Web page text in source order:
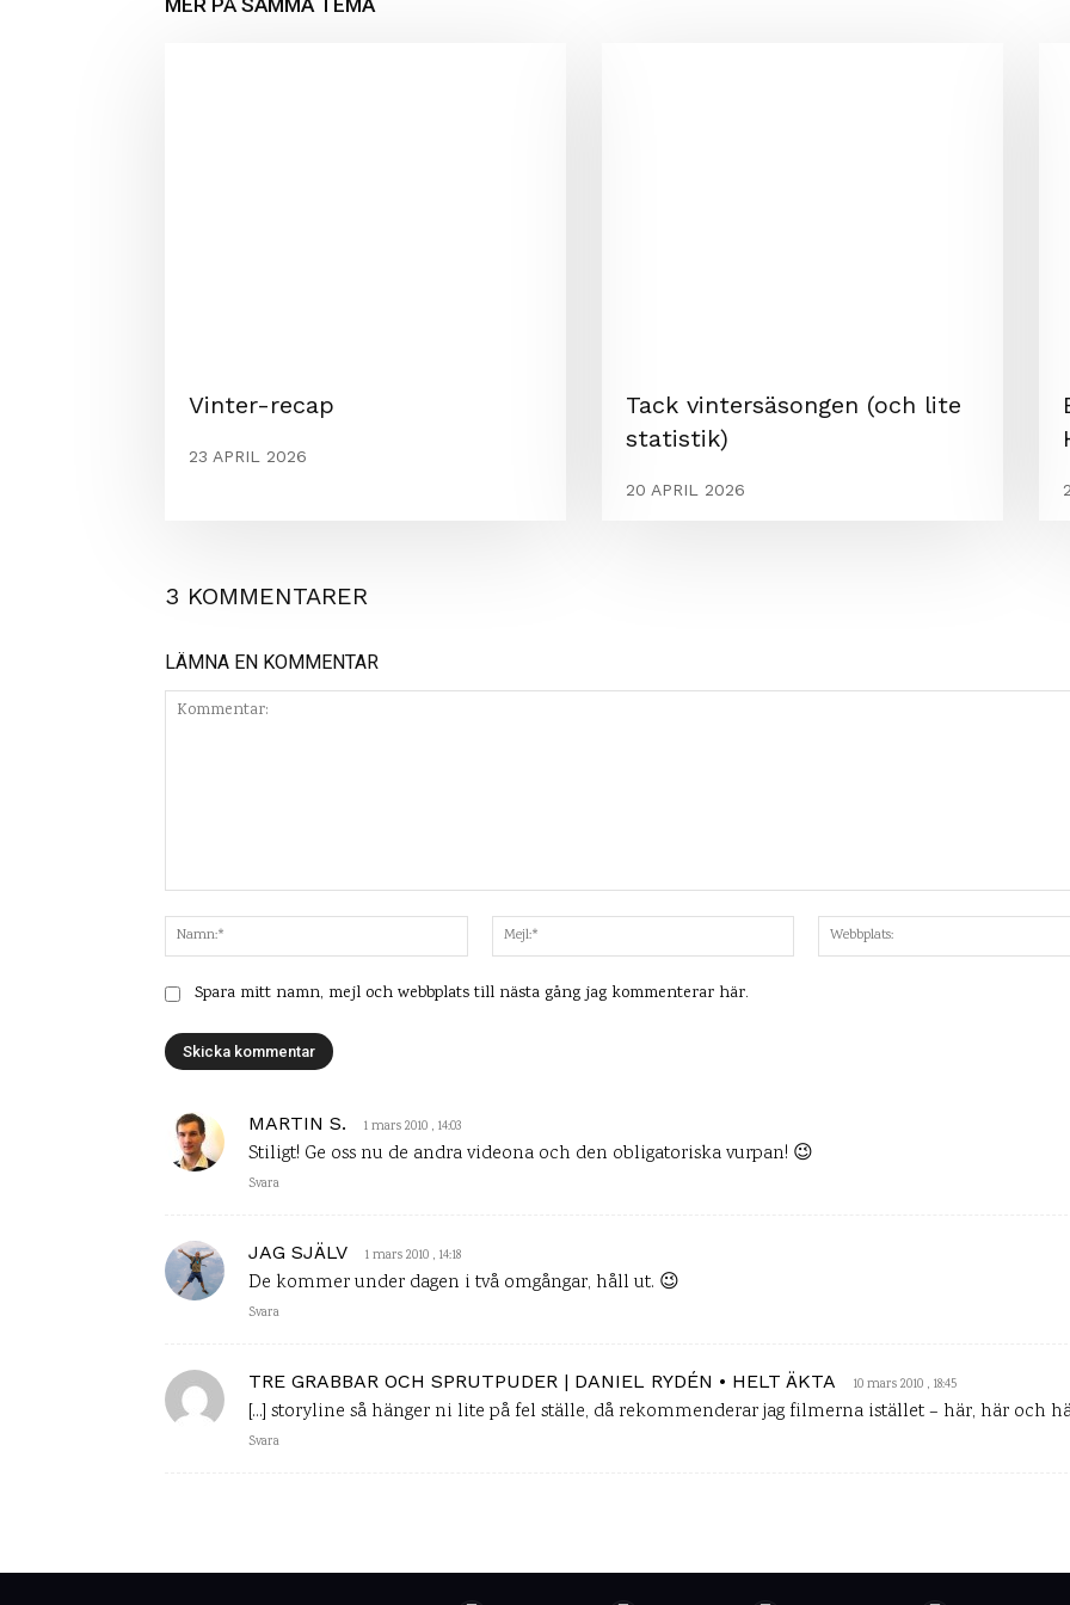
MER PÅ SAMMA TEMA
Vinter-recap
23 APRIL 2026
Tack vintersäsongen (och lite
statistik)
20 APRIL 2026
3 KOMMENTARER
MARTIN S. 1 mars 2010 , 14:03
Stiligt! Ge oss nu de andra videona och den obligatoriska vurpan! 😉
Svara
JAG SJÄLV 1 mars 2010 , 14:18
De kommer under dagen i två omgångar, håll ut. 😉
Svara
TRE GRABBAR OCH SPRUTPUDER | DANIEL RYDÉN • HELT ÄKTA 10 mars 2010 , 18:45
[…] storyline så hänger ni lite på fel ställe, då rekommenderar jag filmerna istället – här, här och
Svara
LÄMNA EN KOMMENTAR
Namn:*
Mejl:*
Spara mitt namn, mejl och webbplats till nästa gång jag kommenterar här.